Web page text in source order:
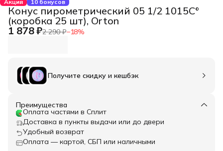
Акция 10 бонусов
Конус пирометрический 05 1/2 1015С°
(коробка 25 шт), Orton
1 878 ₽2 290 ₽−18%
Получите скидку и кешбэк
Преимущества
Оплата частями в Сплит
Доставка в пункты выдачи или до двери
Удобный возврат
Оплата — картой, СБП или наличными